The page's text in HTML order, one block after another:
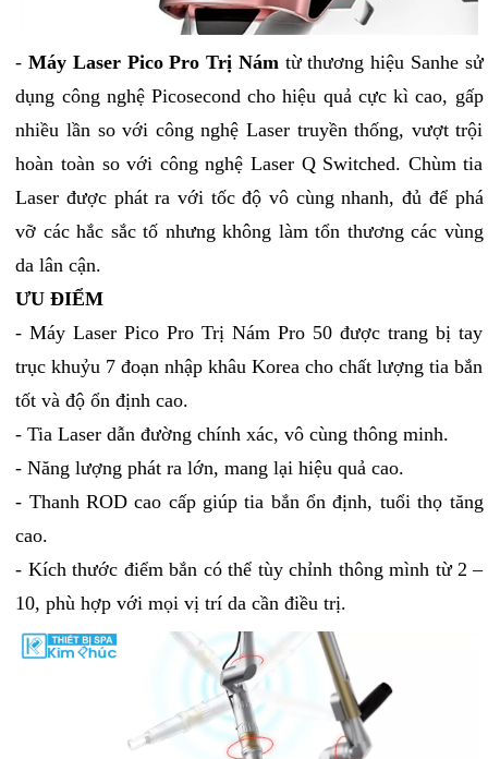
-Máy Laser Pico Pro Trị Námtừ thương hiệu Sanhe sử
dụng công nghệ Picosecond cho hiệu quả cực kì cao, gấp
nhiều lần so với công nghệ Laser truyền thống, vượt trội
hoàn toàn so với công nghệ Laser Q Switched. Chùm tia
Laser được phát ra với tốc độ vô cùng nhanh, đủ để phá
vỡ các hắc sắc tố nhưng không làm tổn thương các vùng
da lân cận.
ƯU ĐIỂM
- Máy Laser Pico Pro Trị Nám Pro 50 được trang bị tay
trục khuỷu 7 đoạn nhập khâu Korea cho chất lượng tia bắn
tốt và độ ổn định cao.
- Tia Laser dẫn đường chính xác, vô cùng thông minh.
- Năng lượng phát ra lớn, mang lại hiệu quả cao.
- Thanh ROD cao cấp giúp tia bắn ổn định, tuổi thọ tăng
cao.
- Kích thước điểm bắn có thể tùy chỉnh thông mình từ 2 –
10, phù hợp với mọi vị trí da cần điều trị.